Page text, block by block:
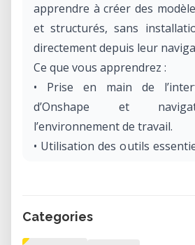
apprendre à créer des
et structurés, sans
directement depuis leur
Ce que vous apprendrez :
• Prise en main de
d’Onshape et
l’environnement de travail.
• Utilisation des outils
projets et modéliser des
Categories